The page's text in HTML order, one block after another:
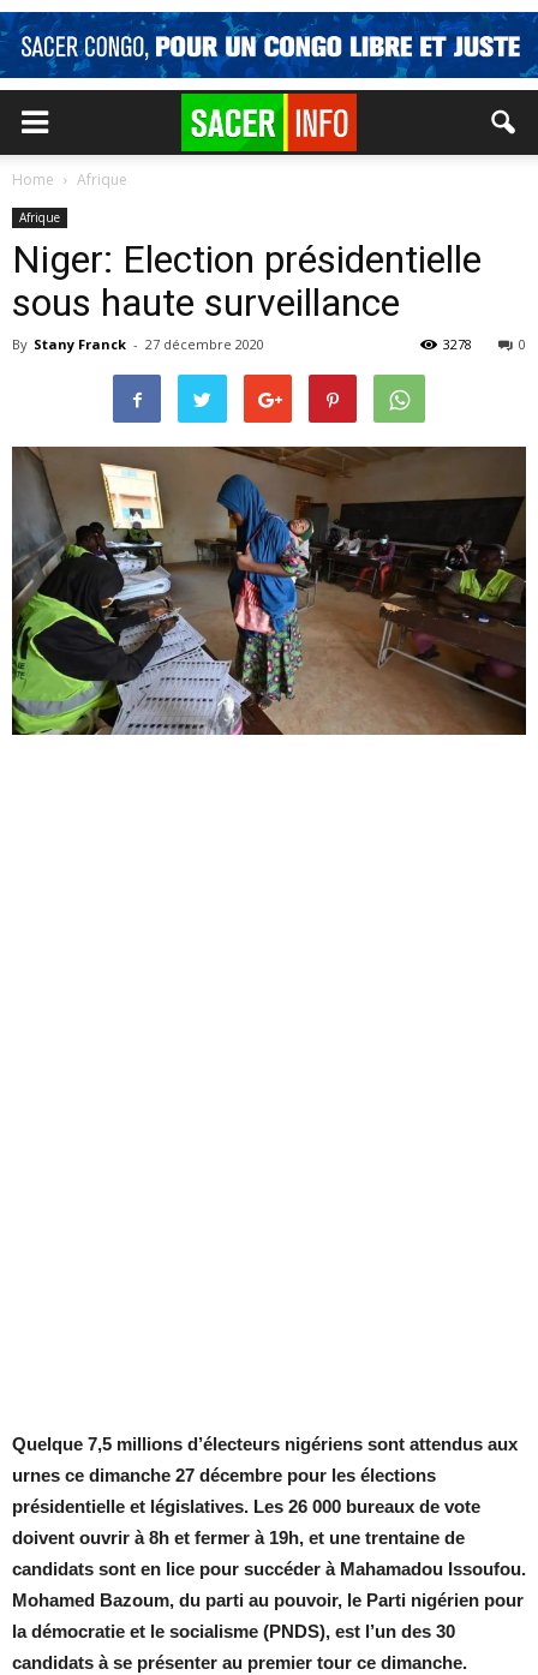
Home Afrique
Afrique
Niger: Election présidentielle
sous haute surveillance
By Stany Franck - 27 décembre 2020 0
3278
Quelque 7,5 millions d’électeurs nigériens sont attendus aux
urnes ce dimanche 27 décembre pour les élections
présidentielle et législatives. Les 26 000 bureaux de vote
doivent ouvrir à 8h et fermer à 19h, et une trentaine de
candidats sont en lice pour succéder à Mahamadou Issoufou.
Mohamed Bazoum, du parti au pouvoir, le Parti nigérien pour
la démocratie et le socialisme (PNDS), est l’un des 30
candidats à se présenter au premier tour ce dimanche.